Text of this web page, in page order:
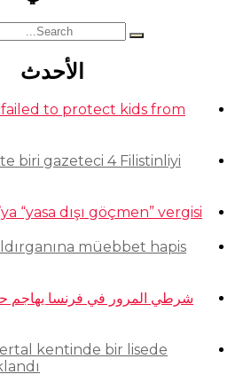
Search
for:
الأحدث
to protect kids from
biri gazeteci 4 Filistinliyi
“yasa dışı göçmen” vergisi
müebbet hapis
شرطي المرور في فرنسا يهاجم
kentinde bir lisede